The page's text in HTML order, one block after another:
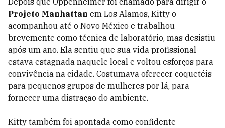
Depois que Oppenheimer foi chamado para dirigir o
Projeto Manhattan em Los Alamos, Kitty o
acompanhou até o Novo México e trabalhou
brevemente como técnica de laboratório, mas desistiu
após um ano. Ela sentiu que sua vida profissional
estava estagnada naquele local e voltou esforços para
convivência na cidade. Costumava oferecer coquetéis
para pequenos grupos de mulheres por lá, para
fornecer uma distração do ambiente.
Kitty também foi apontada como confidente